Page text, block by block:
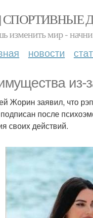
|
изменить мир -
новости
из-
Жорин заявил, что
после
своих действий.